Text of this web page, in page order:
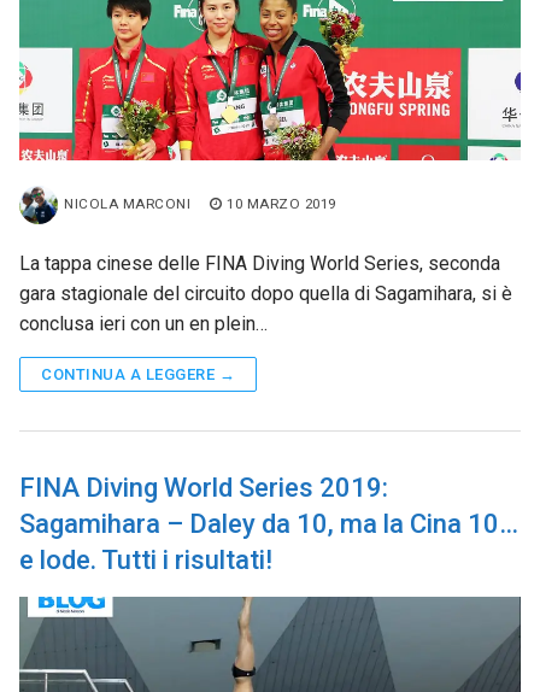
NICOLA MARCONI 10 MARZO 2019
La tappa cinese delle FINA Diving World Series, seconda
gara stagionale del circuito dopo quella di Sagamihara, si è
conclusa ieri con un en plein…
CONTINUA A LEGGERE →
FINA Diving World Series 2019:
Sagamihara – Daley da 10, ma la Cina 10…
e lode. Tutti i risultati!